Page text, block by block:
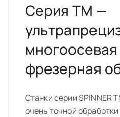
Серия ТМ —
фрезерная
Станки серии SPINNER
очень точной